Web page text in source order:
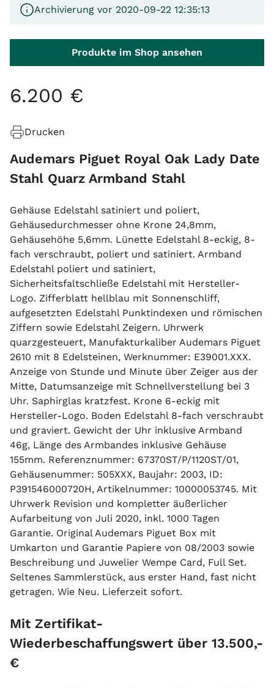
Archivierung vor 2020-09-22 12:35:13
Produkte im Shop ansehen
6.200 €
Drucken
Audemars Piguet Royal Oak Lady Date
Stahl Quarz Armband Stahl
Gehäuse Edelstahl satiniert und poliert,
Gehäusedurchmesser ohne Krone 24,8mm,
Gehäusehöhe 5,6mm. Lünette Edelstahl 8-eckig, 8-
fach verschraubt, poliert und satiniert. Armband
Edelstahl poliert und satiniert,
Sicherheitsfaltschließe Edelstahl mit Hersteller-
Logo. Zifferblatt hellblau mit Sonnenschliff,
aufgesetzten Edelstahl Punktindexen und römischen
Ziffern sowie Edelstahl Zeigern. Uhrwerk
quarzgesteuert, Manufakturkaliber Audemars Piguet
2610 mit 8 Edelsteinen, Werknummer: E39001.XXX.
Anzeige von Stunde und Minute über Zeiger aus der
Mitte, Datumsanzeige mit Schnellverstellung bei 3
Uhr. Saphirglas kratzfest. Krone 6-eckig mit
Hersteller-Logo. Boden Edelstahl 8-fach verschraubt
und graviert. Gewicht der Uhr inklusive Armband
46g, Länge des Armbandes inklusive Gehäuse
155mm. Referenznummer: 67370ST/P/1120ST/01,
Gehäusenummer: 505XXX, Baujahr: 2003, ID:
P391546000720H, Artikelnummer: 10000053745. Mit
Uhrwerk Revision und kompletter äußerlicher
Aufarbeitung von Juli 2020, inkl. 1000 Tagen
Garantie. Original Audemars Piguet Box mit
Umkarton und Garantie Papiere von 08/2003 sowie
Beschreibung und Juwelier Wempe Card, Full Set.
Seltenes Sammlerstück, aus erster Hand, fast nicht
getragen. Wie Neu. Lieferzeit sofort.
Mit Zertifikat-
Wiederbeschaffungswert über 13.500,-
€